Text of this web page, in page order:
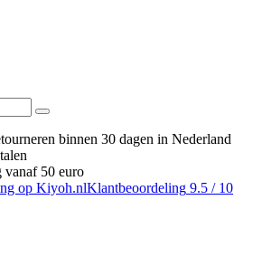
binnen 30 dagen in Nederland
vanaf 50 euro
Klantbeoordeling 9.5 / 10